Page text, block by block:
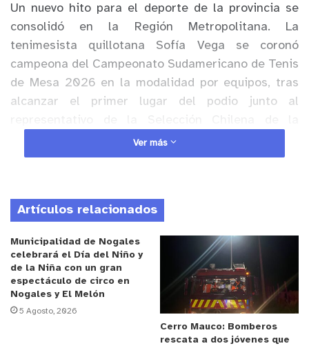
Un nuevo hito para el deporte de la provincia se
consolidó en la Región Metropolitana. La
tenimesista quillotana Sofía Vega se coronó
campeona del Campeonato Sudamericano de Tenis
de Mesa 2026 en la modalidad por equipos, tras
alcanzar el primer lugar del podio junto al
especialidad, en el certamen continental que se
disputa durante esta semana en la ciudad de
Anuncio Patrocinado
La atleta de la zona interior forma parte del grupo
de deportistas de alto rendimiento respaldados de
manera directa por la administración local, siendo
beneficiaria activa de la Beca de Excelencia
Deportiva de la Municipalidad de Quillota. Este
fondo institucional asigna recursos públicos para
Ver más
Artículos relacionados
Municipalidad de Nogales
celebrará el Día del Niño y
de la Niña con un gran
espectáculo de circo en
Nogales y El Melón
5 Agosto, 2026
Cerro Mauco: Bomberos
rescata a dos jóvenes que